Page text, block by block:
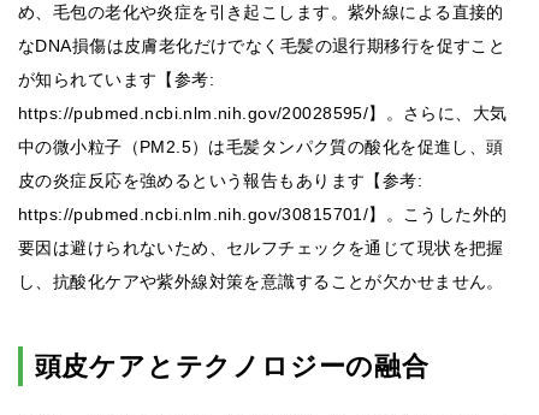
め、毛包の老化や炎症を引き起こします。紫外線による直接的
なDNA損傷は皮膚老化だけでなく毛髪の退行期移行を促すこと
が知られています【参考:
https://pubmed.ncbi.nlm.nih.gov/20028595/】。さらに、大気
中の微小粒子（PM2.5）は毛髪タンパク質の酸化を促進し、頭
皮の炎症反応を強めるという報告もあります【参考:
https://pubmed.ncbi.nlm.nih.gov/30815701/】。こうした外的
要因は避けられないため、セルフチェックを通じて現状を把握
し、抗酸化ケアや紫外線対策を意識することが欠かせません。
頭皮ケアとテクノロジーの融合